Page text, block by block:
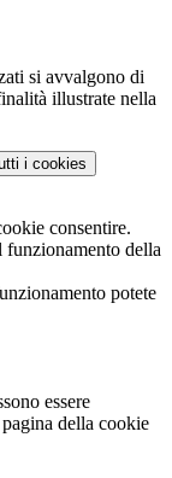
si avvalgono di
illustrate nella
i cookies
consentire.
funzionamento della
potete
essere
della cookie